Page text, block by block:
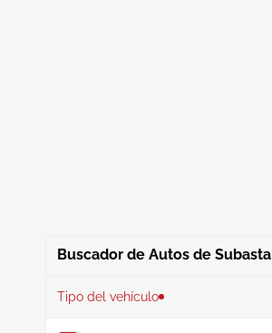
Buscador de Autos de Subasta
Tipo del vehículo